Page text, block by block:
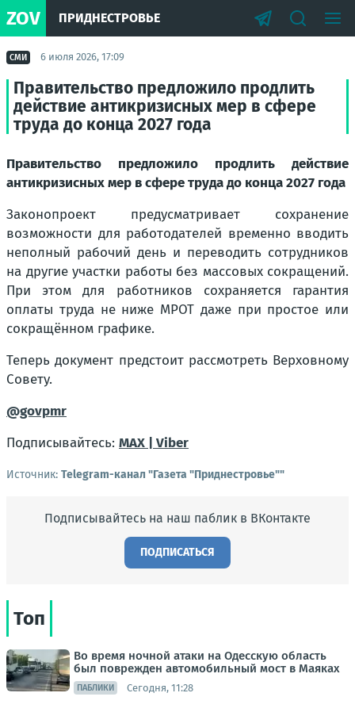
ZOV ПРИДНЕСТРОВЬЕ
СМИ 6 июля 2026, 17:09
Правительство предложило продлить
действие антикризисных мер в сфере
труда до конца 2027 года
Правительство предложило продлить действие
антикризисных мер в сфере труда до конца 2027 года
Законопроект предусматривает сохранение
возможности для работодателей временно вводить
неполный рабочий день и переводить сотрудников
на другие участки работы без массовых сокращений.
При этом для работников сохраняется гарантия
оплаты труда не ниже МРОТ даже при простое или
сокращённом графике.
Теперь документ предстоит рассмотреть Верховному
Совету.
@govpmr
Подписывайтесь: MAX | Viber
Источник: Telegram-канал "Газета "Приднестровье""
Подписывайтесь на наш паблик в ВКонтакте
ПОДПИСАТЬСЯ
Топ
Во время ночной атаки на Одесскую область
был поврежден автомобильный мост в Маяках
ПАБЛИКИ Сегодня, 11:28